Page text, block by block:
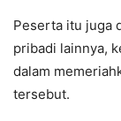
Peserta itu juga
pribadi lainnya,
dalam
tersebut.